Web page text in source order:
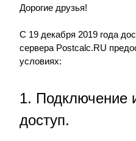
Дорогие друзья!
С 19 декабря 2019 года
сервера Postcalc.RU
условиях:
1. Подключение
доступ.